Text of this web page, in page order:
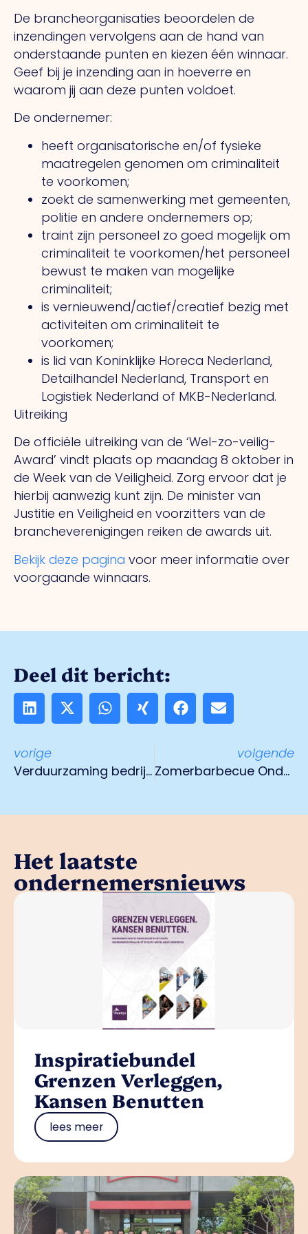
De brancheorganisaties beoordelen de
inzendingen vervolgens aan de hand van
onderstaande punten en kiezen één winnaar.
Geef bij je inzending aan in hoeverre en
waarom jij aan deze punten voldoet.
De ondernemer:
heeft organisatorische en/of fysieke
maatregelen genomen om criminaliteit
te voorkomen;
zoekt de samenwerking met gemeenten,
politie en andere ondernemers op;
traint zijn personeel zo goed mogelijk om
criminaliteit te voorkomen/het personeel
bewust te maken van mogelijke
criminaliteit;
is vernieuwend/actief/creatief bezig met
activiteiten om criminaliteit te
voorkomen;
is lid van Koninklijke Horeca Nederland,
Detailhandel Nederland, Transport en
Logistiek Nederland of MKB-Nederland.
Uitreiking
De officiële uitreiking van de ‘Wel-zo-veilig-
Award’ vindt plaats op maandag 8 oktober in
de Week van de Veiligheid. Zorg ervoor dat je
hierbij aanwezig kunt zijn. De minister van
Justitie en Veiligheid en voorzitters van de
brancheverenigingen reiken de awards uit.
Bekijk deze pagina voor meer informatie over
voorgaande winnaars.
Deel dit bericht:
vorige
Verduurzaming bedrijventerreinen
volgende
Zomerbarbecue Ondernemend Venlo
Het laatste
ondernemersnieuws
Inspiratiebundel
Grenzen Verleggen,
Kansen Benutten
lees meer